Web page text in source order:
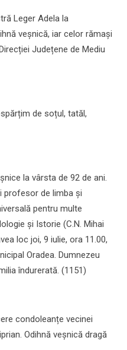
Leger Adela la
veșnică, iar celor rămași
Județene de Mediu
de soțul, tatăl,
la vârsta de 92 de ani.
profesor de limba și
pentru multe
și Istorie (C.N. Mihai
loc joi, 9 iulie, ora 11.00,
Oradea. Dumnezeu
îndurerată. (1151)
condoleanțe vecinei
Odihnă veșnică dragă